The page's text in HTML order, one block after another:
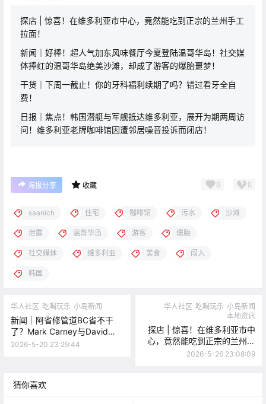
探店 | 惊喜！在维多利亚市中心，竟然能吃到正宗的兰州手工
拉面！
新闻｜好棒！超人气加东风味餐厅今夏登陆温哥华岛！社交媒
体捧红的温哥华岛绝美沙滩，却成了游客的爆胎噩梦！
干货｜下周一截止！你的牙科福利续期了吗？错过看牙全自
费！
日报｜焦点！韩国潜艇与军舰抵达维多利亚，展开为期两周访
问！维多利亚老牌咖啡馆因遭邻居噪音投诉而闭店！
海报分享 收藏 0 0
saanich 住宅 咖啡馆 污水 沙滩
泄露 温哥华岛 游客 爆胎
社交媒体 维多利亚 美食 闯入
韩国
华人社区 吃喝玩乐 小岛新闻
新闻｜阿省修管道BC省不干
了？Mark Carney与David
Eby温哥华正面硬刚！本周末
2026-5-20 23:29:44
华人社区 吃喝玩乐 小岛新闻
本地资讯
探店 | 惊喜！在维多利亚市中
心，竟然能吃到正宗的兰州手
工拉面！
2026-5-26 23:08:09
猜你喜欢